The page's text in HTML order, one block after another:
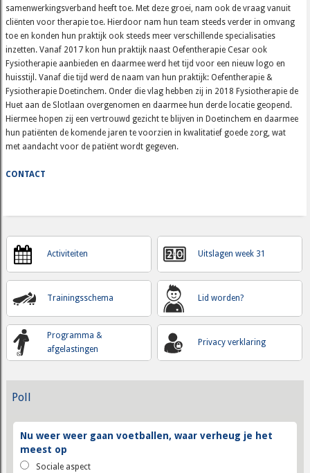
samenwerkingsverband heeft toe. Met deze groei, nam ook de vraag vanuit
cliënten voor therapie toe. Hierdoor nam hun team steeds verder in omvang
toe en konden hun praktijk ook steeds meer verschillende specialisaties
inzetten. Vanaf 2017 kon hun praktijk naast Oefentherapie Cesar ook
Fysiotherapie aanbieden en daarmee werd het tijd voor een nieuw logo en
huisstijl. Vanaf die tijd werd de naam van hun praktijk: Oefentherapie &
Fysiotherapie Doetinchem. Onder die vlag hebben zij in 2018 Fysiotherapie de
Huet aan de Slotlaan overgenomen en daarmee hun derde locatie geopend.
Hiermee hopen zij een vertrouwd gezicht te blijven in Doetinchem en daarmee
hun patiënten de komende jaren te voorzien in kwalitatief goede zorg, wat
met aandacht voor de patiënt wordt gegeven.
CONTACT
Activiteiten
Trainingsschema
Programma &
afgelastingen
Uitslagen week 31
Lid worden?
Privacy verklaring
Poll
Nu weer weer gaan voetballen, waar verheug je het
meest op
Sociale aspect